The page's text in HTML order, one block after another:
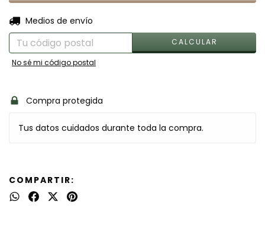
Entregas para el CP:
Medios de envío
CALCULAR
No sé mi código postal
Compra protegida
Tus datos cuidados durante toda la compra.
COMPARTIR: